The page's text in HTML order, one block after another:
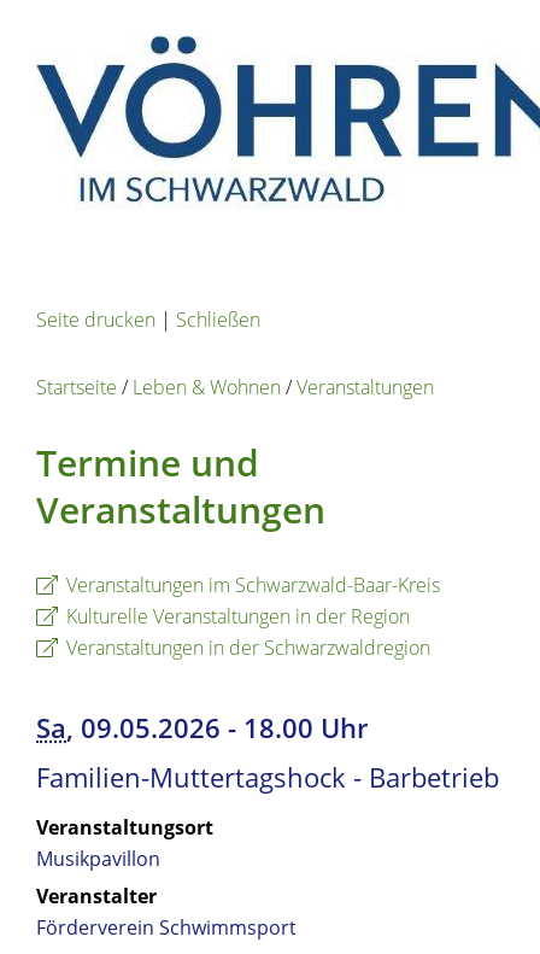
Seite drucken | Schließen
Startseite /Leben & Wohnen/Veranstaltungen
Termine und
Veranstaltungen
Veranstaltungen im Schwarzwald-Baar-Kreis
Kulturelle Veranstaltungen in der Region
Veranstaltungen in der Schwarzwaldregion
Sa, 09.05.2026 - 18.00 Uhr
Familien-Muttertagshock - Barbetrieb
Veranstaltungsort
Musikpavillon
Veranstalter
Förderverein Schwimmsport